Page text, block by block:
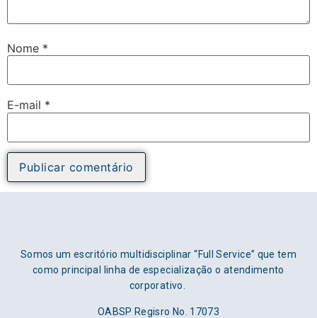
Nome *
E-mail *
Somos um escritório multidisciplinar “Full Service” que tem
como principal linha de especialização o atendimento
corporativo.
OABSP Regisro No. 17073